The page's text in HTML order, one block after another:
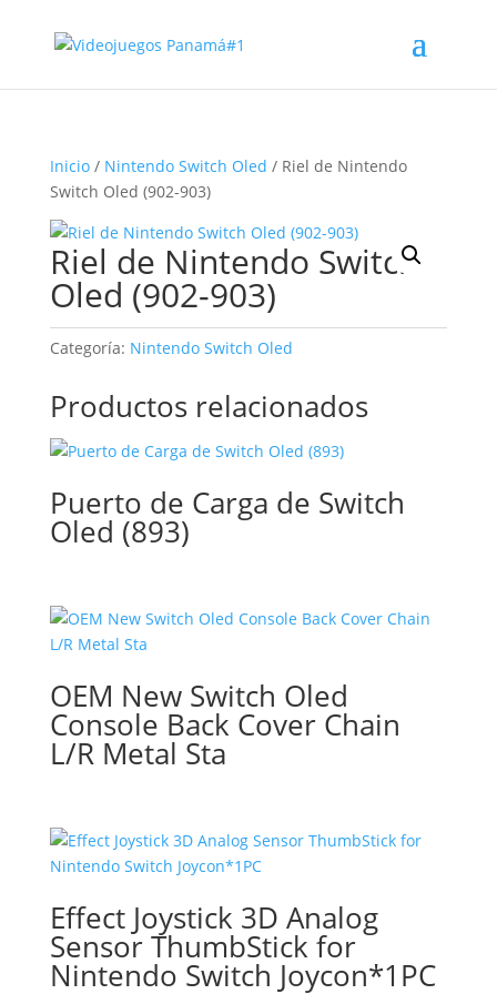
Inicio/ Nintendo Switch Oled / Riel de Nintendo
Switch Oled (902-903)
Riel de Nintendo Switch
Oled (902-903)
Categoría: Nintendo Switch Oled
Productos relacionados
Puerto de Carga de Switch
Oled (893)
OEM New Switch Oled
Console Back Cover Chain
L/R Metal Sta
Effect Joystick 3D Analog
Sensor ThumbStick for
Nintendo Switch Joycon*1PC